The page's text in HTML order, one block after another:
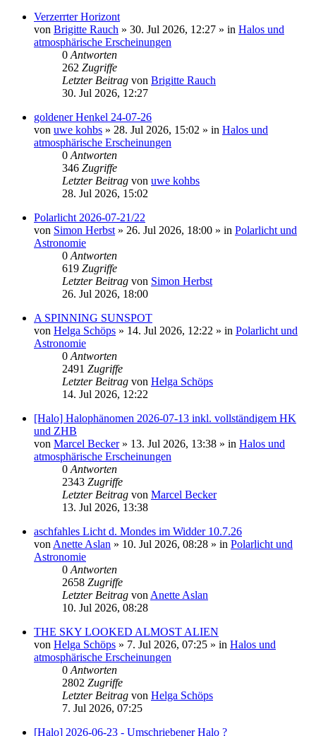
Verzerrter Horizont
von Brigitte Rauch » 30. Jul 2026, 12:27 » in Halos und
atmosphärische Erscheinungen
0 Antworten
262 Zugriffe
Letzter Beitrag von Brigitte Rauch
30. Jul 2026, 12:27
goldener Henkel 24-07-26
von uwe kohbs » 28. Jul 2026, 15:02 » in Halos und
atmosphärische Erscheinungen
0 Antworten
346 Zugriffe
Letzter Beitrag von uwe kohbs
28. Jul 2026, 15:02
Polarlicht 2026-07-21/22
von Simon Herbst » 26. Jul 2026, 18:00 » in Polarlicht und
Astronomie
0 Antworten
619 Zugriffe
Letzter Beitrag von Simon Herbst
26. Jul 2026, 18:00
A SPINNING SUNSPOT
von Helga Schöps » 14. Jul 2026, 12:22 » in Polarlicht und
Astronomie
0 Antworten
2491 Zugriffe
Letzter Beitrag von Helga Schöps
14. Jul 2026, 12:22
[Halo] Halophänomen 2026-07-13 inkl. vollständigem HK
und ZHB
von Marcel Becker» 13. Jul 2026, 13:38 » in Halos und
atmosphärische Erscheinungen
0 Antworten
2343 Zugriffe
Letzter Beitrag von Marcel Becker
13. Jul 2026, 13:38
aschfahles Licht d. Mondes im Widder 10.7.26
von Anette Aslan » 10. Jul 2026, 08:28 » in Polarlicht und
Astronomie
0 Antworten
2658 Zugriffe
Letzter Beitrag von Anette Aslan
10. Jul 2026, 08:28
THE SKY LOOKED ALMOST ALIEN
von Helga Schöps » 7. Jul 2026, 07:25 » in Halos und
atmosphärische Erscheinungen
0 Antworten
2802 Zugriffe
Letzter Beitrag von Helga Schöps
7. Jul 2026, 07:25
[Halo] 2026-06-23 - Umschriebener Halo ?